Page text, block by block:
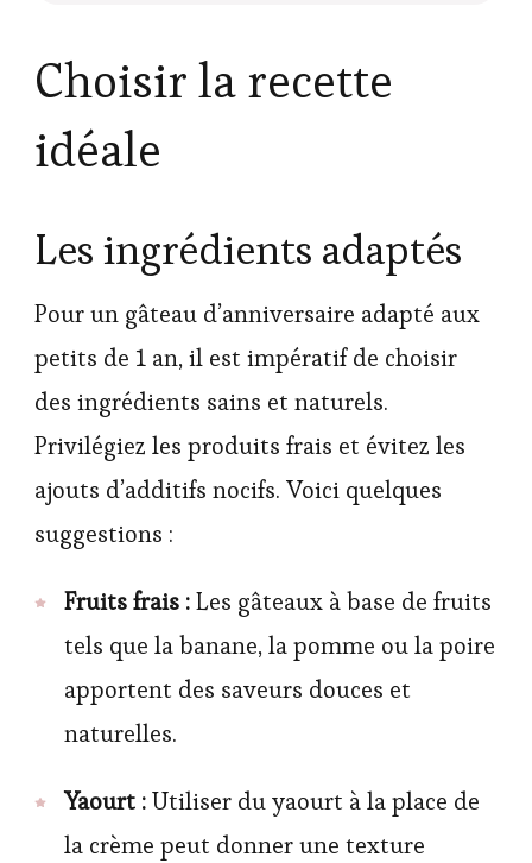
Choisir la recette
idéale
Les ingrédients adaptés
Pour un gâteau d’anniversaire adapté aux
petits de 1 an, il est impératif de choisir
des ingrédients sains et naturels.
Privilégiez les produits frais et évitez les
ajouts d’additifs nocifs. Voici quelques
suggestions :
Fruits frais :Les gâteaux à base de fruits
tels que la banane, la pomme ou la poire
apportent des saveurs douces et
naturelles.
Yaourt :Utiliser du yaourt à la place de
la crème peut donner une texture